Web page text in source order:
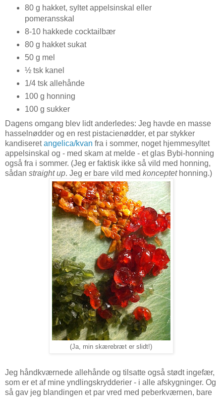
80 g hakket, syltet appelsinskal eller
pomeransskal
8-10 hakkede cocktailbær
80 g hakket sukat
50 g mel
½ tsk kanel
1/4 tsk allehånde
100 g honning
100 g sukker
Dagens omgang blev lidt anderledes: Jeg havde en masse
hasselnødder og en rest pistacienødder, et par stykker
kandiseretangelica/kvan fra i sommer, noget hjemmesyltet
appelsinskal og - med skam at melde - et glas Bybi-honning
også fra i sommer. (Jeg er faktisk ikke så vild med honning,
sådan straight up. Jeg er bare vild med konceptethonning.)
(Ja, min skærebræt er slidt!)
Jeg håndkværnede allehånde og tilsatte også stødt ingefær,
som er et af mine yndlingskrydderier - i alle afskygninger. Og
så gav jeg blandingen et par vred med peberkværnen, bare